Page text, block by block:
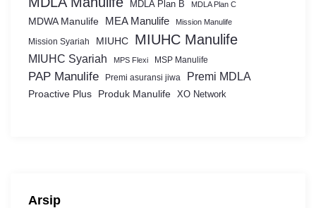
MDLA Plan B MDLA Plan C
MDWA Manulife MEA Manulife Mission Manulife
Mission Syariah MIUHC MIUHC Manulife
MIUHC Syariah MPS Flexi MSP Manulife
PAP Manulife Premi asuransi jiwa Premi MDLA
Proactive Plus Produk Manulife XO Network
Arsip